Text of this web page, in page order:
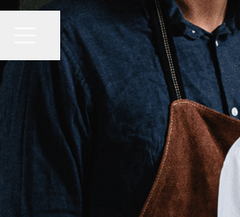
KARRIÄRMENY
Dela sidan